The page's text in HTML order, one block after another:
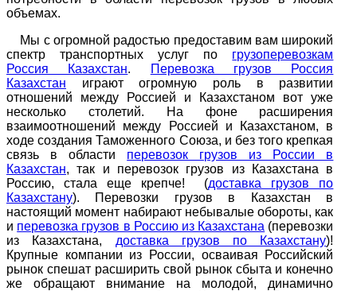
объемах.
Мы с огромной радостью предоставим вам широкий
спектр транспортных услуг по грузоперевозкам
Россия Казахстан.
Перевозка грузов Россия
Казахстан играют огромную роль в развитии
отношений между Россией и Казахстаном вот уже
несколько столетий. На фоне расширения
взаимоотношений между Россией и Казахстаном, в
ходе создания Таможенного Союза, и без того крепкая
связь в области перевозок грузов из России в
Казахстан, так и перевозок грузов из Казахстана в
Россию, стала еще крепче! (доставка грузов по
Казахстану). Перевозки грузов в Казахстан в
настоящий момент набирают небывалые обороты, как
и перевозка грузов в Россию из Казахстана (перевозки
из Казахстана, доставка грузов по Казахстану)!
Крупные компании из России, осваивая Российский
рынок спешат расширить свой рынок сбыта и конечно
же обращают внимание на молодой, динамично